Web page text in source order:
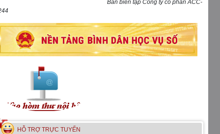
Ban biên tập Công ty cổ phần ACC-
HỖ TRỢ TRỰC TUYẾN